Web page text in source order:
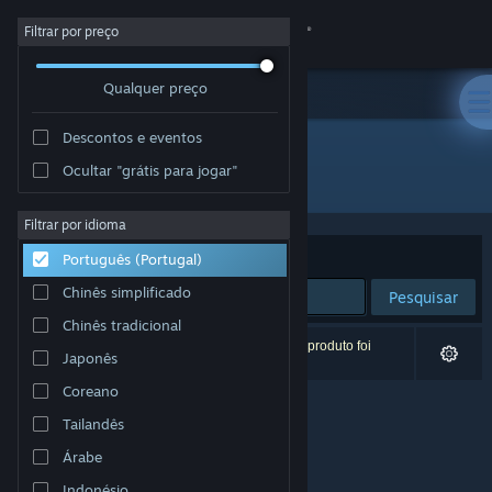
Iniciar sessão
Sobre
Apoio
Alterar idioma
Instala a app móvel do Steam
Ver versão para computadores
Filtrar por preço
Qualquer preço
Descontos e eventos
Ocultar "grátis para jogar"
Filtrar por idioma
Português (Portugal)
Chinês simplificado
Chinês tradicional
Japonês
Coreano
Tailandês
Árabe
Developer: ProGames Studio
Ordenar por Relevância
Pesquisar
0 resultados correspondentes à tua pesquisa. 1 produto foi
excluído com base nas tuas preferências.